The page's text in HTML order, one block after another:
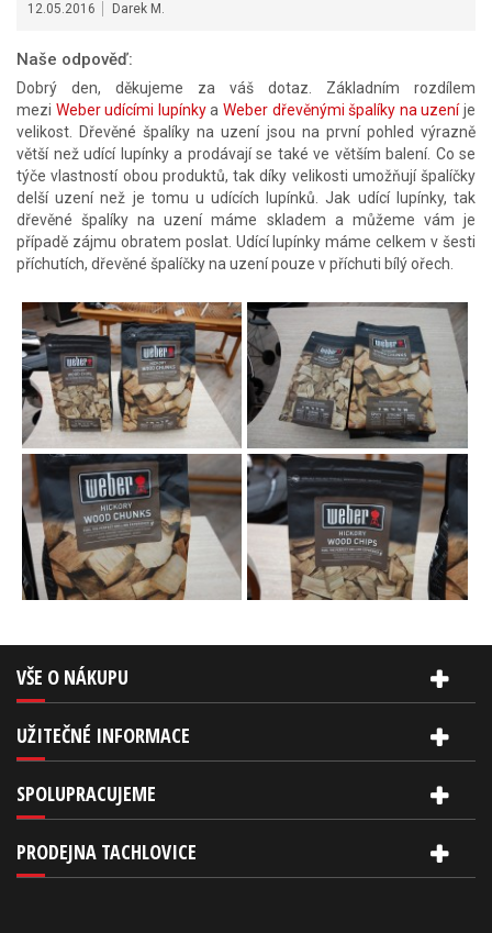
12.05.2016 Darek M.
Naše odpověď:
Dobrý den, děkujeme za váš dotaz. Základním rozdílem
mezi Weber udícími lupínkyaWeber dřevěnými špalíky na uzeníje
velikost. Dřevěné špalíky na uzení jsou na první pohled výrazně
větší než udící lupínky a prodávají se také ve větším balení. Co se
týče vlastností obou produktů, tak díky velikosti umožňují špalíčky
delší uzení než je tomu u udících lupínků. Jak udící lupínky, tak
dřevěné špalíky na uzení máme skladem a můžeme vám je
případě zájmu obratem poslat. Udící lupínky máme celkem v šesti
příchutích, dřevěné špalíčky na uzení pouze v příchuti bílý ořech.
VŠE O NÁKUPU
UŽITEČNÉ INFORMACE
SPOLUPRACUJEME
PRODEJNA TACHLOVICE